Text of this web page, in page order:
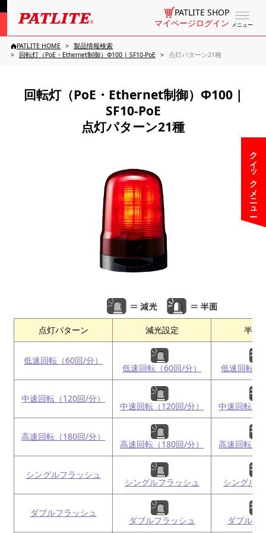
メニュー
PATLITE SHOP
マイページログイン
クイックメニュー
PATLITE HOME
製品情報検索
回転灯（PoE・Ethernet制御）Φ100 | SF10-PoE
点灯パターン21種
回転灯（PoE・Ethernet制御）Φ100 |
SF10-PoE
点灯パターン21種
点灯パターン 減光設定 半面
低速回転（60回/分）
低速回転（60回/分） 低速回転（
中速回転（120回/分）
中速回転（120回/分） 中速回転（
高速回転（180回/分）
高速回転（180回/分） 高速回転（
シングルフラッシュ
シングルフラッシュ シングル
ダブルフラッシュ
ダブルフラッシュ ダブルフ